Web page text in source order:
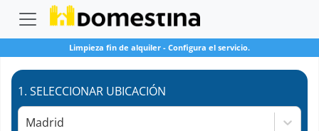
Limpieza fin de alquiler - Configura el servicio.
1. SELECCIONAR UBICACIÓN
Madrid